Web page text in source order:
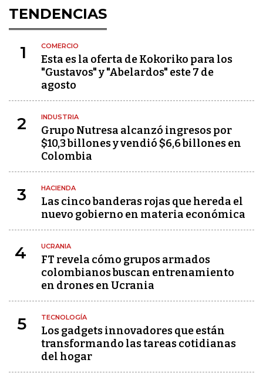
TENDENCIAS
1 COMERCIO
Esta es la oferta de Kokoriko para los
"Gustavos" y "Abelardos" este 7 de
agosto
2 INDUSTRIA
Grupo Nutresa alcanzó ingresos por
$10,3 billones y vendió $6,6 billones en
Colombia
3 HACIENDA
Las cinco banderas rojas que hereda el
nuevo gobierno en materia económica
4 UCRANIA
FT revela cómo grupos armados
colombianos buscan entrenamiento
en drones en Ucrania
5 TECNOLOGÍA
Los gadgets innovadores que están
transformando las tareas cotidianas
del hogar